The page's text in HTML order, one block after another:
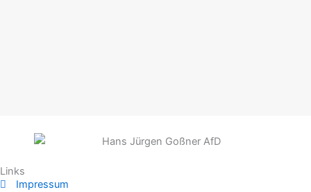
Links
Impressum